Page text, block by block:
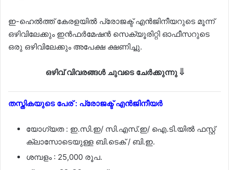
ഇ-ഹെൽത്ത് കേരളയിൽ പ്രോജക്ട് എൻജിനീയറുടെ മൂന്ന്
ഒഴിവിലേക്കും ഇൻഫർമേഷൻ സെക്യൂരിറ്റി ഓഫീസറുടെ
ഒരു ഒഴിവിലേക്കും അപേക്ഷ ക്ഷണിച്ചു.
ഒഴിവ് വിവരങ്ങൾ ചുവടെ ചേർക്കുന്നു ⇓
തസ്തികയുടെ പേര് : പ്രോജക്ട് എൻജിനീയർ
യോഗ്യത : ഇ.സി.ഇ/ സി.എസ്.ഇ/ ഐ.ടി.യിൽ ഫസ്റ്റ്
ക്ലാസോടെയുള്ള ബി.ടെക് / ബി.ഇ.
ശമ്പളം : 25,000 രൂപ.